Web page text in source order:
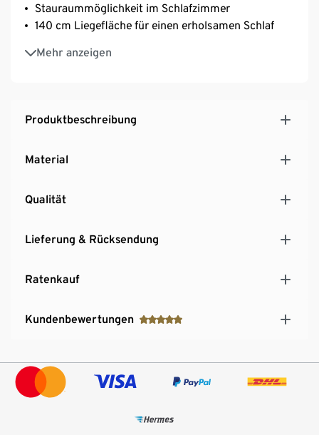
Stauraummöglichkeit im Schlafzimmer
140 cm Liegefläche für einen erholsamen Schlaf
Mehr anzeigen
Lattenrost und Matratze nicht im Lieferumfang
MADE IN GERMANY
Produktbeschreibung
Material
Qualität
Lieferung & Rücksendung
Ratenkauf
Kundenbewertungen